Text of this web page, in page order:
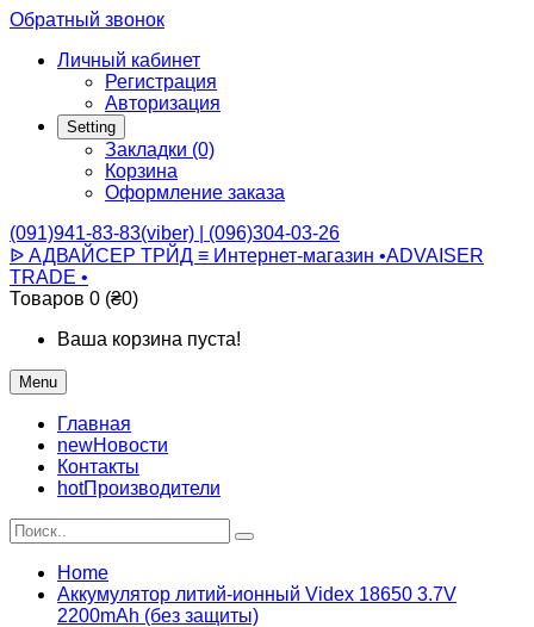
Обратный звонок
Личный кабинет
Регистрация
Авторизация
Setting
Закладки (0)
Корзина
Оформление заказа
(091)941-83-83(viber) | (096)304-03-26
ᐉ АДВАЙСЕР ТРЙД ≡ Интернет-магазин •ADVAISER
TRADE •
Товаров 0 (₴0)
Ваша корзина пуста!
Menu
Главная
newНовости
Контакты
hotПроизводители
Home
Аккумулятор литий-ионный Videx 18650 3.7V
2200mAh (без защиты)